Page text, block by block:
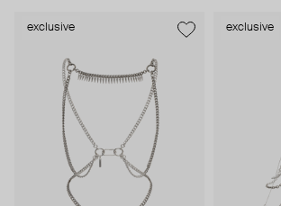
exclusive exclusive